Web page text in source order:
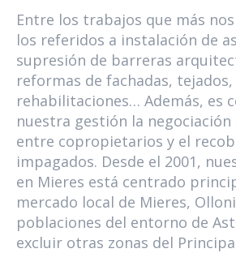
Entre los trabajos que más
los referidos a instalación de
supresión de barreras
reformas de fachadas,
rehabilitaciones… Además, es
nuestra gestión la
entre copropietarios y el
impagados. Desde el 2001,
en Mieres está centrado
mercado local de Mieres,
poblaciones del entorno de
excluir otras zonas del